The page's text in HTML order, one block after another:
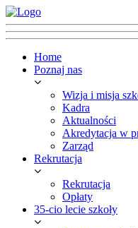
Home
Poznaj nas
Wizja i misja
Kadra
Aktualności
Akredytacja w
Zarząd
Rekrutacja
Rekrutacja
Opłaty
35-cio lecie szkoły